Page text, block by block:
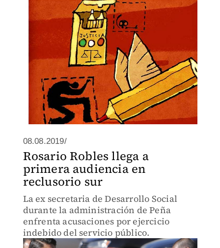
08.08.2019/
Rosario Robles llega a
primera audiencia en
reclusorio sur
La ex secretaria de Desarrollo Social
durante la administración de Peña
enfrenta acusaciones por ejercicio
indebido del servicio público.